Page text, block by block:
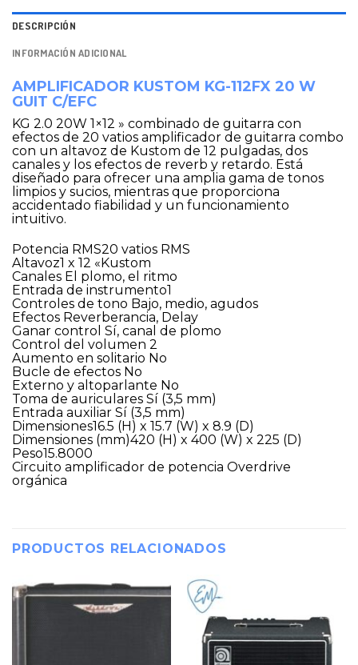
DESCRIPCIÓN
INFORMACIÓN ADICIONAL
AMPLIFICADOR KUSTOM KG-112FX 20 W
GUIT C/EFC
KG 2.0 20W 1×12 » combinado de guitarra con
efectos de 20 vatios amplificador de guitarra combo
con un altavoz de Kustom de 12 pulgadas, dos
canales y los efectos de reverb y retardo. Está
diseñado para ofrecer una amplia gama de tonos
limpios y sucios, mientras que proporciona
accidentado fiabilidad y un funcionamiento
intuitivo.
Potencia RMS20 vatios RMS
Altavoz1 x 12 «Kustom
Canales El plomo, el ritmo
Entrada de instrumento1
Controles de tono Bajo, medio, agudos
Efectos Reverberancia, Delay
Ganar control Sí, canal de plomo
Control del volumen 2
Aumento en solitario No
Bucle de efectos No
Externo y altoparlante No
Toma de auriculares Sí (3,5 mm)
Entrada auxiliar Sí (3,5 mm)
Dimensiones16.5 (H) x 15.7 (W) x 8.9 (D)
Dimensiones (mm)420 (H) x 400 (W) x 225 (D)
Peso15.8000
Circuito amplificador de potencia Overdrive
orgánica
PRODUCTOS RELACIONADOS